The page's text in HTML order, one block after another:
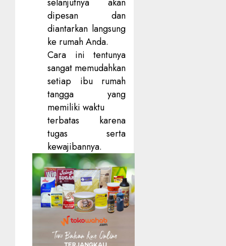
selanjutnya akan
dipesan dan
diantarkan langsung
ke rumah Anda.
Cara ini tentunya
sangat memudahkan
setiap ibu rumah
tangga yang
memiliki waktu
terbatas karena
tugas serta
kewajibannya.